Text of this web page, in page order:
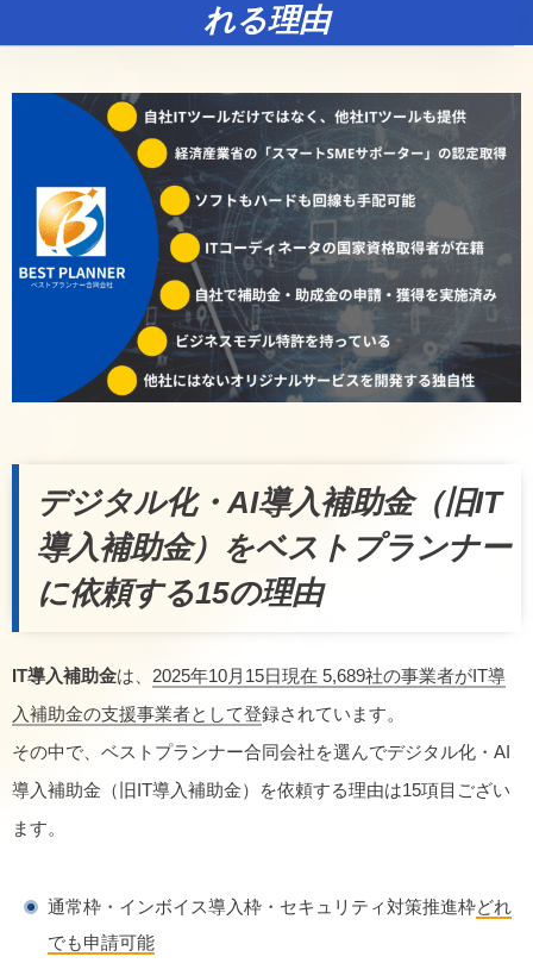
れる理由
デジタル化・AI導入補助金（旧IT
導入補助金）をベストプランナー
に依頼する15の理由
IT導入補助金は、 2025年10月15日現在 5,689社の事業者がIT導
入補助金の支援事業者として登録されています。
その中で、ベストプランナー合同会社を選んでデジタル化・AI
導入補助金（旧IT導入補助金）を依頼する理由は15項目ござい
ます。
通常枠・インボイス導入枠・セキュリティ対策推進枠どれ
でも申請可能